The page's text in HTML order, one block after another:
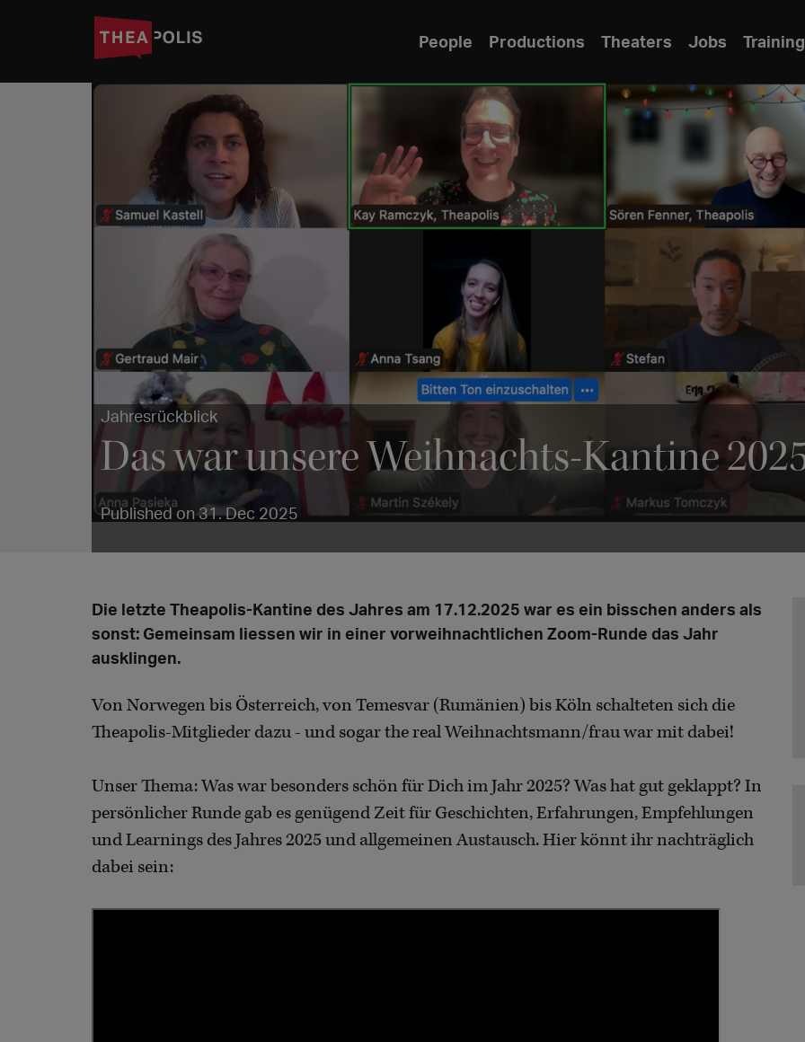
People Productions Theaters Jobs Training
Jahresrückblick
Das war unsere Weihnachts-Kantine
Published on 31. Dec 2025
Die letzte Theapolis-Kantine des Jahres am 17.12.2025 war es ein bisschen anders als
sonst: Gemeinsam liessen wir in einer vorweihnachtlichen Zoom-Runde das Jahr
ausklingen.
Von Norwegen bis Österreich, von Temesvar (Rumänien) bis Köln schalteten sich die
Theapolis-Mitglieder dazu - und sogar the real Weihnachtsmann/frau war mit dabei!
Unser Thema: Was war besonders schön für Dich im Jahr 2025? Was hat gut geklappt? In
persönlicher Runde gab es genügend Zeit für Geschichten, Erfahrungen, Empfehlungen
und Learnings des Jahres 2025 und allgemeinen Austausch. Hier könnt ihr nachträglich
dabei sein: